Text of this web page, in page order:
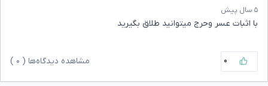
۵ سال پیش
با اثبات عسر وحرج میتوانید طلاق بگیرید
۰ مشاهده دیدگاه‌ها ( ۰